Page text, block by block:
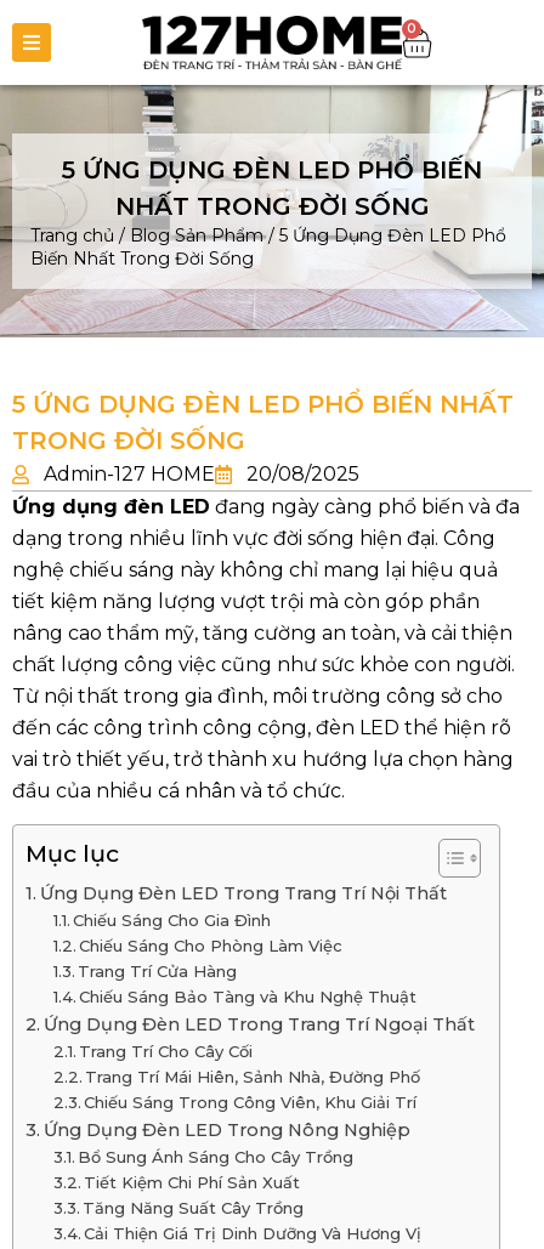
0
5 ỨNG DỤNG ĐÈN LED PHỔ BIẾN
NHẤT TRONG ĐỜI SỐNG
Trang chủ / Blog Sản Phẩm/ 5 Ứng Dụng Đèn LED Phổ
Biến Nhất Trong Đời Sống
5 ỨNG DỤNG ĐÈN LED PHỔ BIẾN NHẤT
TRONG ĐỜI SỐNG
Admin-127 HOME
20/08/2025
Ứng dụng đèn LED đang ngày càng phổ biến và đa
dạng trong nhiều lĩnh vực đời sống hiện đại. Công
nghệ chiếu sáng này không chỉ mang lại hiệu quả
tiết kiệm năng lượng vượt trội mà còn góp phần
nâng cao thẩm mỹ, tăng cường an toàn, và cải thiện
chất lượng công việc cũng như sức khỏe con người.
Từ nội thất trong gia đình, môi trường công sở cho
đến các công trình công cộng, đèn LED thể hiện rõ
vai trò thiết yếu, trở thành xu hướng lựa chọn hàng
đầu của nhiều cá nhân và tổ chức.
Mục lục
Ứng Dụng Đèn LED Trong Trang Trí Nội Thất
Chiếu Sáng Cho Gia Đình
Chiếu Sáng Cho Phòng Làm Việc
Trang Trí Cửa Hàng
Chiếu Sáng Bảo Tàng và Khu Nghệ Thuật
Ứng Dụng Đèn LED Trong Trang Trí Ngoại Thất
Trang Trí Cho Cây Cối
Trang Trí Mái Hiên, Sảnh Nhà, Đường Phố
Chiếu Sáng Trong Công Viên, Khu Giải Trí
Ứng Dụng Đèn LED Trong Nông Nghiệp
Bổ Sung Ánh Sáng Cho Cây Trồng
Tiết Kiệm Chi Phí Sản Xuất
Tăng Năng Suất Cây Trồng
Cải Thiện Giá Trị Dinh Dưỡng Và Hương Vị